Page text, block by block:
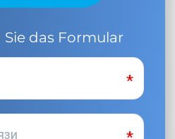
das Formular